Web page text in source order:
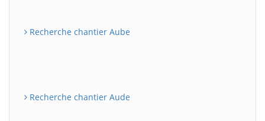
Recherche chantier Aube
Recherche chantier Aude